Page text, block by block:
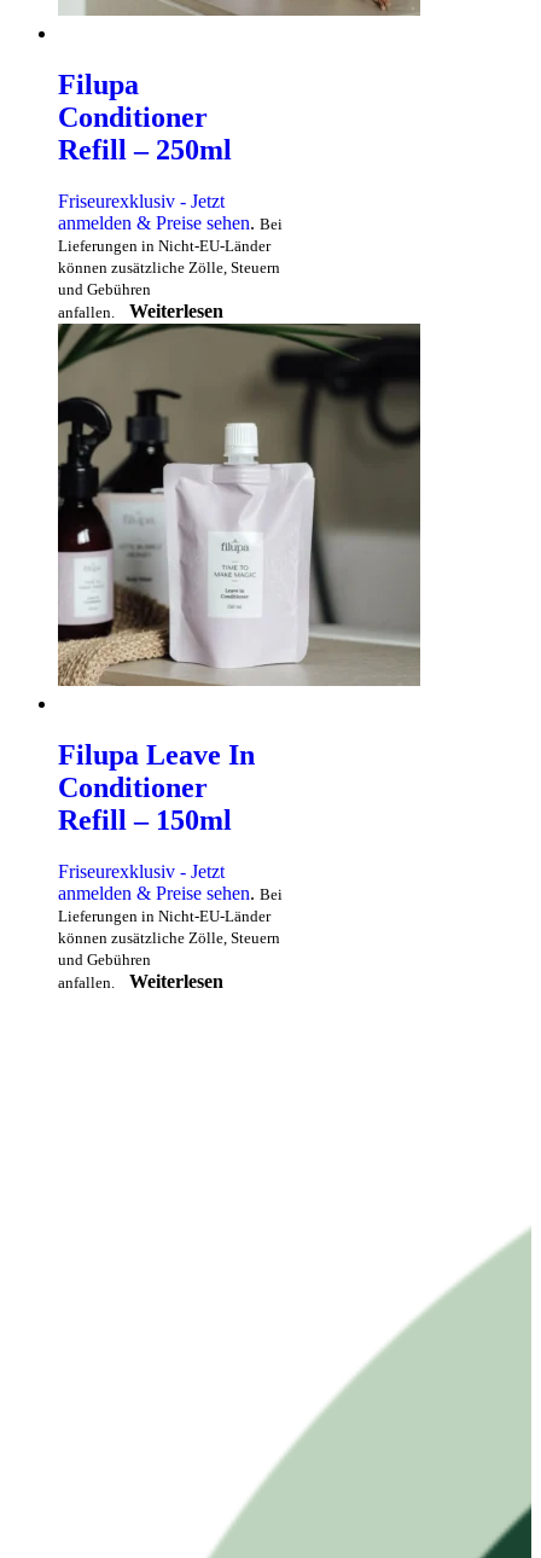
Filupa
Conditioner
Refill – 250ml
Friseurexklusiv - Jetzt
anmelden & Preise sehen. Bei
Lieferungen in Nicht-EU-Länder
können zusätzliche Zölle, Steuern
und Gebühren
anfallen.
Weiterlesen
Filupa Leave In
Conditioner
Refill – 150ml
Friseurexklusiv - Jetzt
anmelden & Preise sehen. Bei
Lieferungen in Nicht-EU-Länder
können zusätzliche Zölle, Steuern
und Gebühren
anfallen.
Weiterlesen